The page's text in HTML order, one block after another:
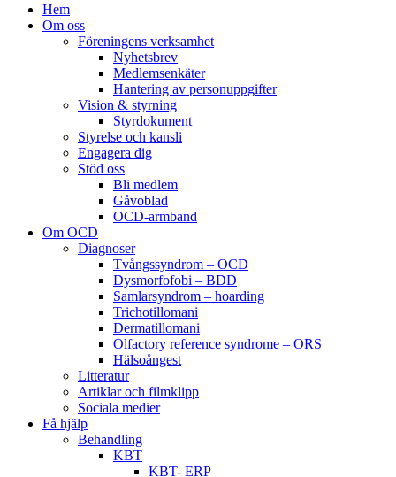
Hem
Om oss
Föreningens verksamhet
Nyhetsbrev
Medlemsenkäter
Hantering av personuppgifter
Vision & styrning
Styrdokument
Styrelse och kansli
Engagera dig
Stöd oss
Bli medlem
Gåvoblad
OCD-armband
Om OCD
Diagnoser
Tvångssyndrom – OCD
Dysmorfofobi – BDD
Samlarsyndrom – hoarding
Trichotillomani
Dermatillomani
Olfactory reference syndrome – ORS
Hälsoångest
Litteratur
Artiklar och filmklipp
Sociala medier
Få hjälp
Behandling
KBT
KBT- ERP